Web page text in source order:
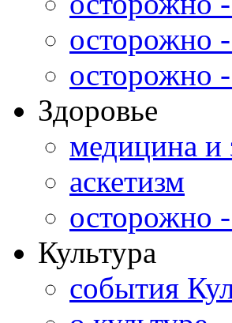
осторожно
осторожно
Здоровье
медицина и
аскетизм
осторожно
Культура
события